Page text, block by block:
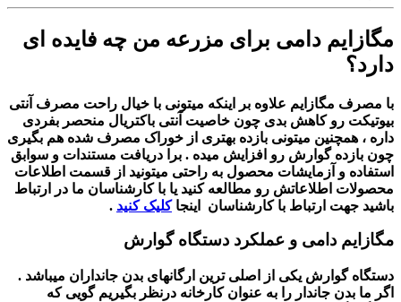
مگازایم دامی برای مزرعه من چه فایده ای
دارد؟
با مصرف مگازایم علاوه بر اینکه میتونی با خیال راحت مصرف آنتی
بیوتیکت رو کاهش بدی چون خاصیت آنتی باکتریال منحصر بفردی
داره ، همچنین میتونی بازده بهتری از خوراک مصرف شده هم بگیری
چون بازده گوارش رو افزایش میده . برا دریافت مستندات و سوابق
استفاده و آزمایشات محصول به راحتی میتونید از قسمت اطلاعات
محصولات اطلاعاتش رو مطالعه کنید یا با کارشناسان ما در ارتباط
باشید جهت ارتباط با کارشناسان اینجاکلیک کنید .
مگازایم دامی و عملکرد دستگاه گوارش
دستگاه گوارش یکی از اصلی ترین ارگانهای بدن جانداران میباشد .
اگر ما بدن جاندار را به عنوان کارخانه درنظر بگیریم گویی که